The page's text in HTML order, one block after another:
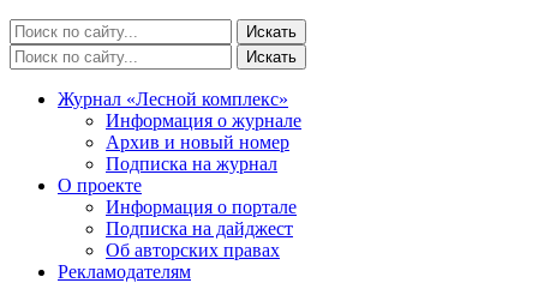
Журнал «Лесной комплекс»
Информация о журнале
Архив и новый номер
Подписка на журнал
О проекте
Информация о портале
Подписка на дайджест
Об авторских правах
Рекламодателям